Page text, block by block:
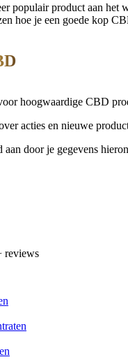
populair product aan het
hoe je een goede kop
hoogwaardige CBD
acties en nieuwe
door je gegevens
reviews